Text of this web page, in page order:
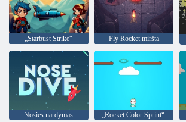
„Starbust Strike“ Fly Rocket miršta
Nosies nardymas „Rocket Color Sprint“.